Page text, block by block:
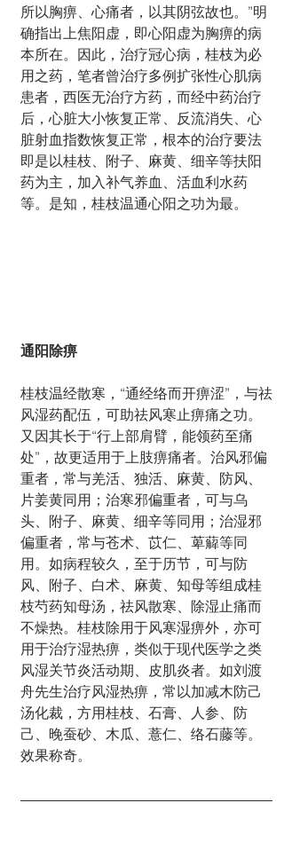
所以胸痹、心痛者，以其阴弦故也。”明
确指出上焦阳虚，即心阳虚为胸痹的病
本所在。因此，治疗冠心病，桂枝为必
用之药，笔者曾治疗多例扩张性心肌病
患者，西医无治疗方药，而经中药治疗
后，心脏大小恢复正常、反流消失、心
脏射血指数恢复正常，根本的治疗要法
即是以桂枝、附子、麻黄、细辛等扶阳
药为主，加入补气养血、活血利水药
等。是知，桂枝温通心阳之功为最。
通阳除痹
桂枝温经散寒，“通经络而开痹涩”，与祛
风湿药配伍，可助祛风寒止痹痛之功。
又因其长于“行上部肩臂，能领药至痛
处”，故更适用于上肢痹痛者。治风邪偏
重者，常与羌活、独活、麻黄、防风、
片姜黄同用；治寒邪偏重者，可与乌
头、附子、麻黄、细辛等同用；治湿邪
偏重者，常与苍术、苡仁、萆薢等同
用。如病程较久，至于历节，可与防
风、附子、白术、麻黄、知母等组成桂
枝芍药知母汤，祛风散寒、除湿止痛而
不燥热。桂枝除用于风寒湿痹外，亦可
用于治疗湿热痹，类似于现代医学之类
风湿关节炎活动期、皮肌炎者。如刘渡
舟先生治疗风湿热痹，常以加减木防己
汤化裁，方用桂枝、石膏、人参、防
己、晚蚕砂、木瓜、薏仁、络石藤等。
效果称奇。